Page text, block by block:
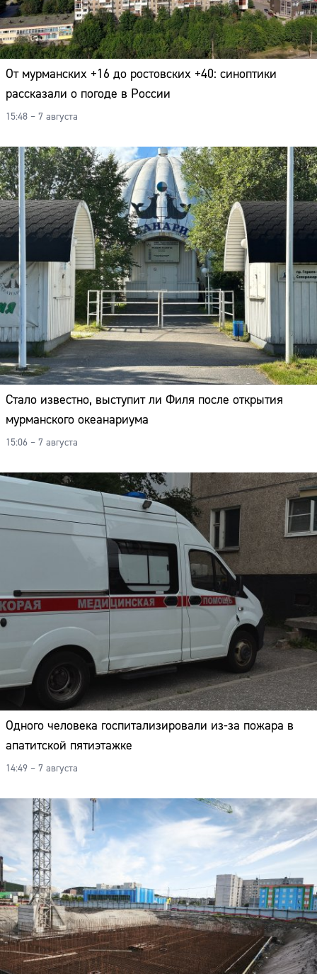
От мурманских +16 до ростовских +40: синоптики
рассказали о погоде в России
15:48 – 7 августа
Стало известно, выступит ли Филя после открытия
мурманского океанариума
15:06 – 7 августа
Одного человека госпитализировали из-за пожара в
апатитской пятиэтажке
14:49 – 7 августа